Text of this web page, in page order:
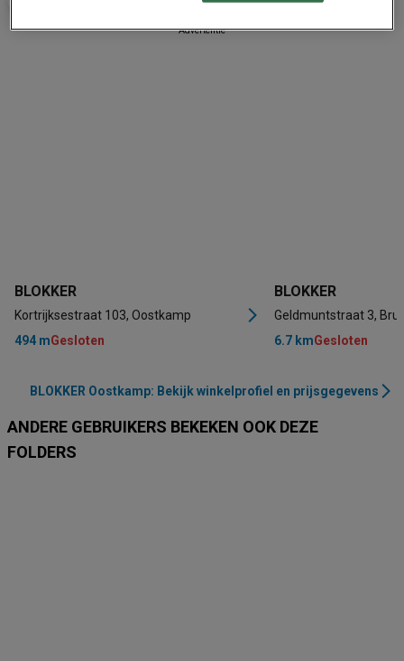
Advertentie
BLOKKER
Kortrijksestraat 103, Oostkamp
494 mGesloten
BLOKKER
Geldmuntstraat 3,
6.7 kmGesloten
BLOKKER Oostkamp: Bekijk winkelprofiel en prijsgegevens
ANDERE GEBRUIKERS BEKEKEN OOK DEZE
FOLDERS